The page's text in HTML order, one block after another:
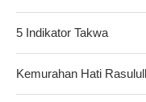
5 Indikator Takwa